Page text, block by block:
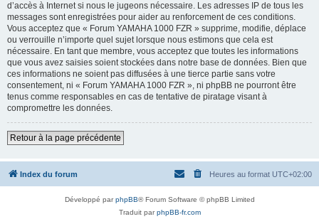
d’accès à Internet si nous le jugeons nécessaire. Les adresses IP de tous les
messages sont enregistrées pour aider au renforcement de ces conditions.
Vous acceptez que « Forum YAMAHA 1000 FZR » supprime, modifie, déplace
ou verrouille n’importe quel sujet lorsque nous estimons que cela est
nécessaire. En tant que membre, vous acceptez que toutes les informations
que vous avez saisies soient stockées dans notre base de données. Bien que
ces informations ne soient pas diffusées à une tierce partie sans votre
consentement, ni « Forum YAMAHA 1000 FZR », ni phpBB ne pourront être
tenus comme responsables en cas de tentative de piratage visant à
compromettre les données.
Retour à la page précédente
Index du forum Heures au format UTC+02:00
Développé parphpBB® Forum Software © phpBB Limited
Traduit parphpBB-fr.com